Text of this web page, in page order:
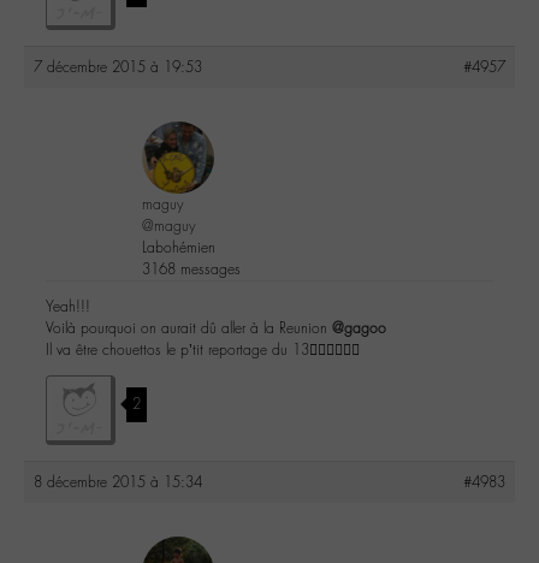
7 décembre 2015 à 19:53 #4957
maguy
@maguy
Labohémien
3168 messages
Yeah!!!
Voilà pourquoi on aurait dû aller à la Reunion @gagoo
Il va être chouettos le p’tit reportage du 13👍🏼👍🏼👍🏼
2
8 décembre 2015 à 15:34 #4983